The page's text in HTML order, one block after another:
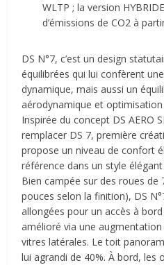
WLTP ; la version
d’émissions de CO2 à
DS N°7, c’est un design
équilibrées qui lui confèrent
dynamique, mais aussi un
aérodynamique et optimisation
Inspirée du concept DS AERO
remplacer DS 7, première
propose un niveau de confort
référence dans un style
Bien campée sur des roues de
pouces selon la finition), DS
allongées pour un accès à
amélioré via une
vitres latérales. Le toit
lui agrandi de 40%. À bord, les